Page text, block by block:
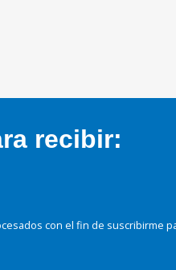
recibir:
con el fin de suscribirme